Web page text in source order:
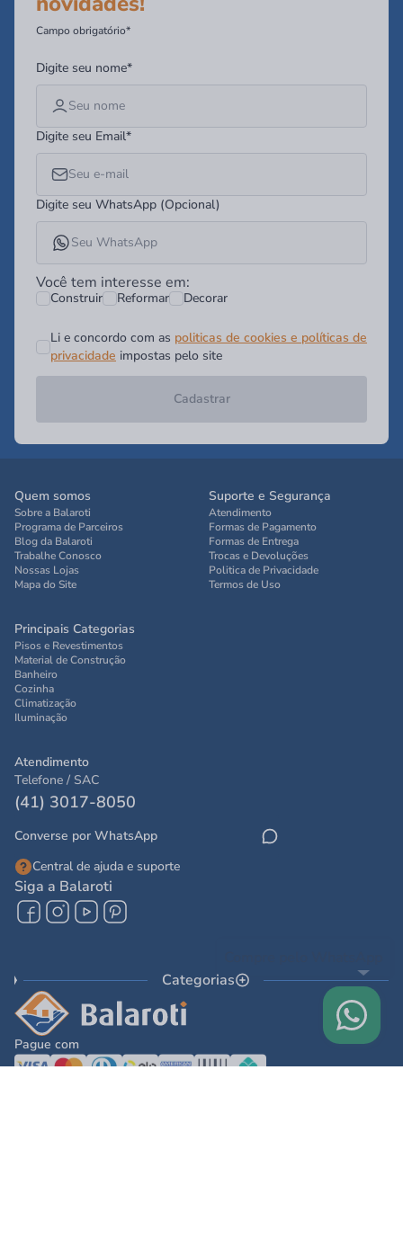
Campo obrigatório*
Digite seu nome*
Digite seu Email*
Digite seu WhatsApp (Opcional)
Você tem interesse em:
Construir Reformar Decorar
Li e concordo com as politicas de cookies e políticas de
privacidade impostas pelo site
Cadastrar
Quem somos
Sobre a Balaroti
Programa de Parceiros
Blog da Balaroti
Trabalhe Conosco
Nossas Lojas
Mapa do Site
Suporte e Segurança
Atendimento
Formas de Pagamento
Formas de Entrega
Trocas e Devoluções
Politica de Privacidade
Termos de Uso
Principais Categorias
Pisos e Revestimentos
Material de Construção
Banheiro
Cozinha
Climatização
Iluminação
Atendimento
Telefone / SAC
(41) 3017-8050
Converse por WhatsApp
Central de ajuda e suporte
Siga a Balaroti
Categorias
Pague com